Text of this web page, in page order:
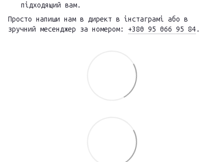
підходящий вам.
Просто напиши нам в директ в інстаграмі або в
зручний месенджер за номером: +380 95 066 95 84.